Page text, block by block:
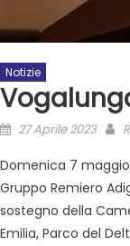
Notizie
27 Aprile 2023
Domenica 7
Gruppo Remiero
sostegno della
Emilia, Parco del